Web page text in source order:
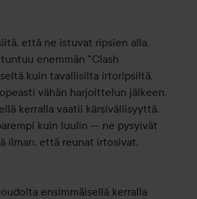
että ne istuvat ripsien alla,
enemmän "Clash
kuin tavallisilta irtoripsiltä.
vähän harjoittelun jälkeen,
kerralla vaatii kärsivällisyyttä.
kuin luulin — ne pysyivät
ilman, että reunat irtosivat.
ensimmäisellä kerralla